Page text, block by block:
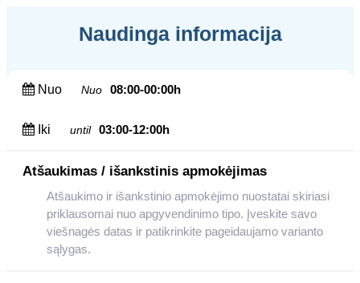
Naudinga informacija
Nuo Nuo 08:00-00:00h
Iki until 03:00-12:00h
Atšaukimas / išankstinis apmokėjimas
Atšaukimo ir išankstinio apmokėjimo nuostatai skiriasi
priklausomai nuo apgyvendinimo tipo. Įveskite savo
viešnagės datas ir patikrinkite pageidaujamo varianto
sąlygas.